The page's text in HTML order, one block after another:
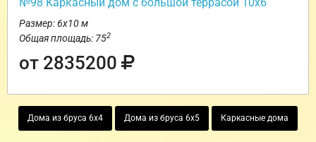
Размер: 6х10 м
Общая площадь: 752
от 2835200
Дома из бруса 6х4 Дома из бруса 6х5 Каркасные дома